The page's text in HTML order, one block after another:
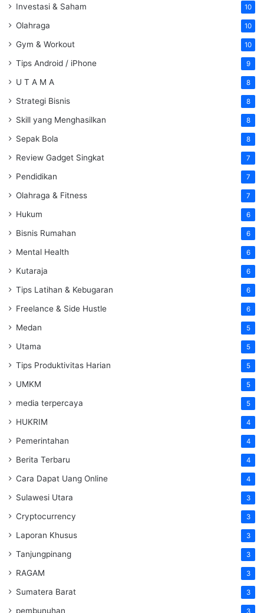
Investasi & Saham 10
Olahraga 10
Gym & Workout 10
Tips Android / iPhone 9
U T A M A 8
Strategi Bisnis 8
Skill yang Menghasilkan 8
Sepak Bola 8
Review Gadget Singkat 7
Pendidikan 7
Olahraga & Fitness 7
Hukum 6
Bisnis Rumahan 6
Mental Health 6
Kutaraja 6
Tips Latihan & Kebugaran 6
Freelance & Side Hustle 6
Medan 5
Utama 5
Tips Produktivitas Harian 5
UMKM 5
media terpercaya 5
HUKRIM 4
Pemerintahan 4
Berita Terbaru 4
Cara Dapat Uang Online 4
Sulawesi Utara 3
Cryptocurrency 3
Laporan Khusus 3
Tanjungpinang 3
RAGAM 3
Sumatera Barat 3
pembunuhan 3